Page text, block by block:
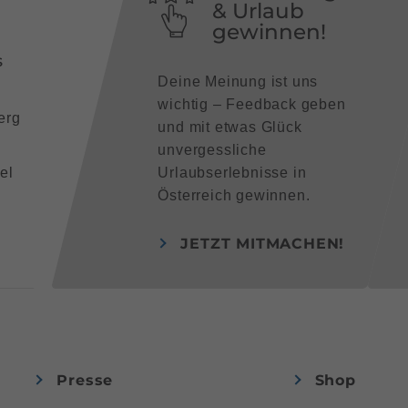
& Urlaub
gewinnen!
Deine Meinung ist uns
wichtig – Feedback geben
und mit etwas Glück
unvergessliche
Urlaubserlebnisse in
Österreich gewinnen.
JETZT MITMACHEN!
Presse Shop